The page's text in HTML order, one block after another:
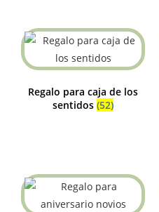
Regalo para caja de los
sentidos (52)